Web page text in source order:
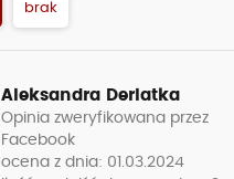
brak
Aleksandra Derlatka
Opinia zweryfikowana przez
Facebook
ocena z dnia: 01.03.2024